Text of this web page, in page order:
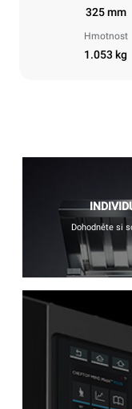
325 mm
Hmotnost
1.053 kg
Dohodněte si